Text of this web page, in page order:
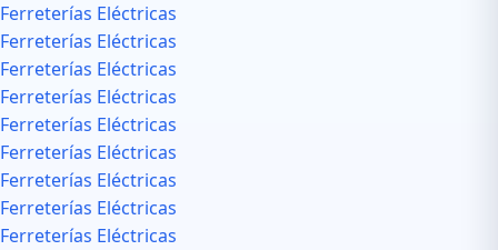
Ferreterías Eléctricas
Ferreterías Eléctricas
Ferreterías Eléctricas
Ferreterías Eléctricas
Ferreterías Eléctricas
Ferreterías Eléctricas
Ferreterías Eléctricas
Ferreterías Eléctricas
Ferreterías Eléctricas